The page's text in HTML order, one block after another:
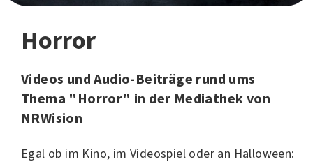
Horror
Videos und Audio-Beiträge rund ums
Thema "Horror" in der Mediathek von
NRWision
Egal ob im Kino, im Videospiel oder an Halloween: